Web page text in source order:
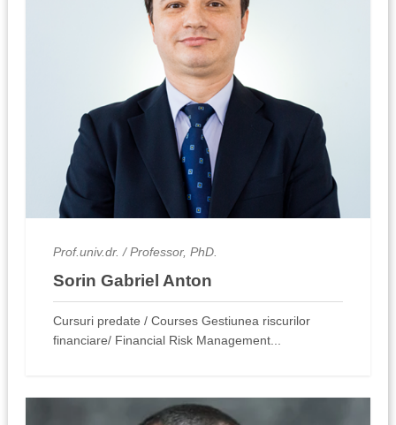
Prof.univ.dr. / Professor, PhD.
Sorin Gabriel Anton
Cursuri predate / Courses Gestiunea riscurilor
financiare/ Financial Risk Management...